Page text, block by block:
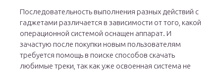
Последовательность выполнения разных действий с
гаджетами различается в зависимости от того, какой
операционной системой оснащен аппарат. И
зачастую после покупки новым пользователям
требуется помощь в поиске способов скачать
любимые треки, так как уже освоенная система не